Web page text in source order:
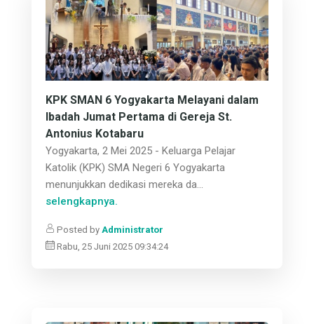
KPK SMAN 6 Yogyakarta Melayani dalam
Ibadah Jumat Pertama di Gereja St.
Antonius Kotabaru
Yogyakarta, 2 Mei 2025 - Keluarga Pelajar
Katolik (KPK) SMA Negeri 6 Yogyakarta
menunjukkan dedikasi mereka da...
selengkapnya.
Posted by Administrator
Rabu, 25 Juni 2025 09:34:24